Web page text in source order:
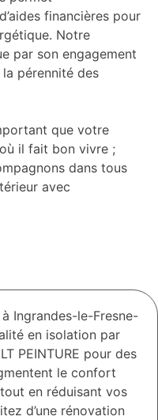
financières pour
Notre
par son engagement
pérennité des
que votre
il fait bon vivre ;
dans tous
avec
Ingrandes-le-Fresne-
en isolation par
PEINTURE pour des
le confort
en réduisant vos
d’une rénovation